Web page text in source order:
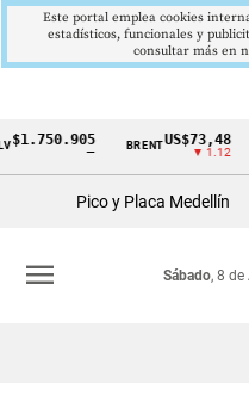
Cintillo
Colombia
BRENTUS$73,48
▼ 1.12
Pico y Placa Medellín
Sábado, 8
menu
Este portal emplea cookies
estadísticos, funcionales y
consultar más en